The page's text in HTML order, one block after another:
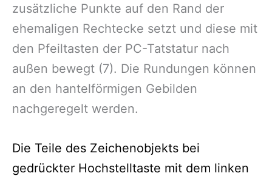
zusätzliche Punkte auf den Rand der
ehemaligen Rechtecke setzt und diese mit
den Pfeiltasten der PC-Tatstatur nach
außen bewegt (7). Die Rundungen können
an den hantelförmigen Gebilden
nachgeregelt werden.
Die Teile des Zeichenobjekts bei
gedrückter Hochstelltaste mit dem linken